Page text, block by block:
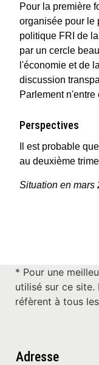
Pour la première
organisée pour le
politique FRI de
par un cercle
l'économie et de
discussion
Parlement
Perspectives
Il est probable
au deuxième
Situation en mars
* Pour une
utilisé sur ce site.
réfèrent à tous
Adresse